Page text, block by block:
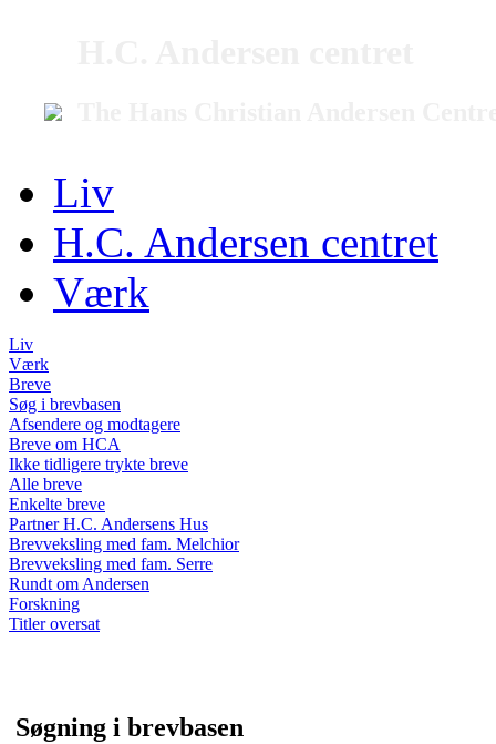
Liv
H.C. Andersen centret
Værk
Liv
Værk
Breve
Søg i brevbasen
Afsendere og modtagere
Breve om HCA
Ikke tidligere trykte breve
Alle breve
Enkelte breve
Partner H.C. Andersens Hus
Brevveksling med fam. Melchior
Brevveksling med fam. Serre
Rundt om Andersen
Forskning
Titler oversat
Søgning i brevbasen